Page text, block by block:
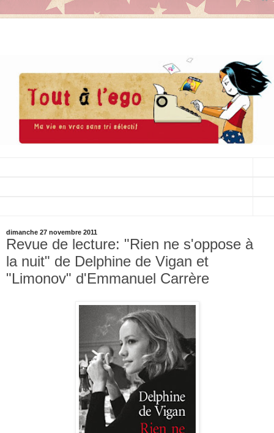
dimanche 27 novembre 2011
Revue de lecture: "Rien ne s'oppose à
la nuit" de Delphine de Vigan et
"Limonov" d'Emmanuel Carrère